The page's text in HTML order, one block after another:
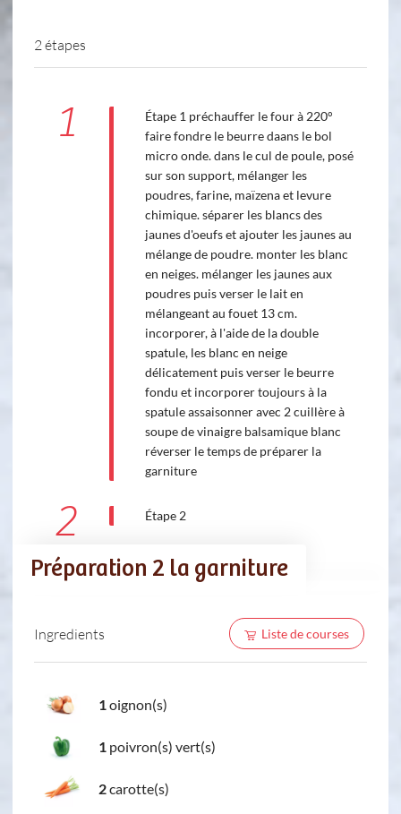
2 étapes
1
Étape 1 préchauffer le four à 220°
faire fondre le beurre daans le bol
micro onde. dans le cul de poule, posé
sur son support, mélanger les
poudres, farine, maïzena et levure
chimique. séparer les blancs des
jaunes d'oeufs et ajouter les jaunes au
mélange de poudre. monter les blanc
en neiges. mélanger les jaunes aux
poudres puis verser le lait en
mélangeant au fouet 13 cm.
incorporer, à l'aide de la double
spatule, les blanc en neige
délicatement puis verser le beurre
fondu et incorporer toujours à la
spatule assaisonner avec 2 cuillère à
soupe de vinaigre balsamique blanc
réverser le temps de préparer la
garniture
2 Étape 2
Préparation 2 la garniture
Ingredients Liste de courses
1oignon(s)
1 poivron(s) vert(s)
2carotte(s)